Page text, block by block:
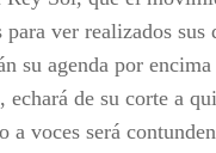
para ver realizados
su agenda por
echará de su corte a
a voces será